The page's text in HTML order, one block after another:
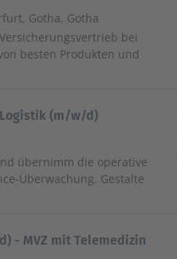
Gotha, Gotha
bei
besten Produkten und
Logistik (m/w/d)
übernimm die operative
Überwachung. Gestalte
- MVZ mit Telemedizin